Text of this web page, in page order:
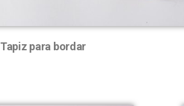
Tapiz para bordar